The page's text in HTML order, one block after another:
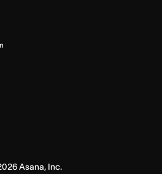
Asana, Inc.